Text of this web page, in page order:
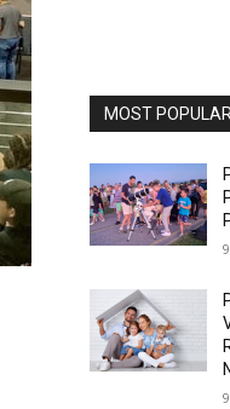
MOST